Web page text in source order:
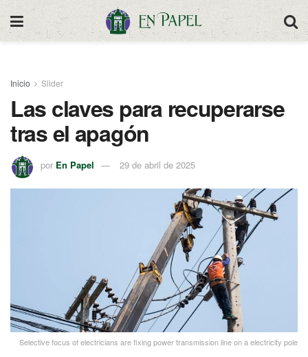
Inicio Slider
Las claves para recuperarse
tras el apagón
por En Papel 29 de abril de 2025
Selective focus of electricians are fixing power transmission line on a electricity pole